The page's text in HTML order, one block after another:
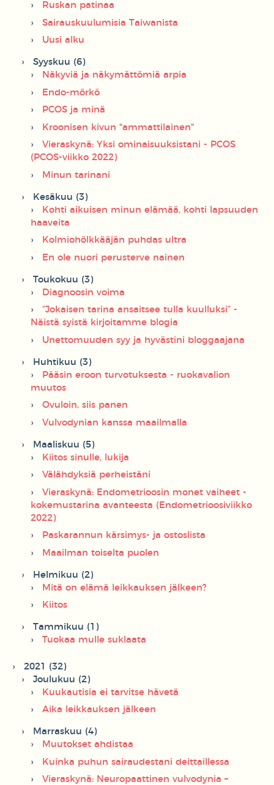
Ruskan patinaa
Sairauskuulumisia Taiwanista
Uusi alku
Syyskuu (6)
Näkyviä ja näkymättömiä arpia
Endo-mörkö
PCOS ja minä
Kroonisen kivun "ammattilainen"
Vieraskynä: Yksi ominaisuuksistani - PCOS
(PCOS-viikko 2022)
Minun tarinani
Kesäkuu (3)
Kohti aikuisen minun elämää, kohti lapsuuden
haaveita
Kolmiohölkkääjän puhdas ultra
En ole nuori perusterve nainen
Toukokuu (3)
Diagnoosin voima
“Jokaisen tarina ansaitsee tulla kuulluksi” -
Näistä syistä kirjoitamme blogia
Unettomuuden syy ja hyvästini bloggaajana
Huhtikuu (3)
Pääsin eroon turvotuksesta - ruokavalion
muutos
Ovuloin, siis panen
Vulvodynian kanssa maailmalla
Maaliskuu (5)
Kiitos sinulle, lukija
Välähdyksiä perheistäni
Vieraskynä: Endometrioosin monet vaiheet -
kokemustarina avanteesta (Endometrioosiviikko
2022)
Paskarannun kärsimys- ja ostoslista
Maailman toiselta puolen
Helmikuu (2)
Mitä on elämä leikkauksen jälkeen?
Kiitos
Tammikuu (1)
Tuokaa mulle suklaata
2021 (32)
Joulukuu (2)
Kuukautisia ei tarvitse hävetä
Aika leikkauksen jälkeen
Marraskuu (4)
Muutokset ahdistaa
Kuinka puhun sairaudestani deittaillessa
Vieraskynä: Neuropaattinen vulvodynia –